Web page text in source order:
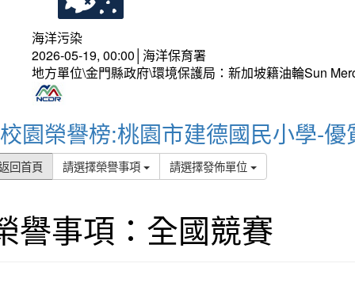
海洋污染
2026-05-19, 00:00│海洋保育署
地方單位\金門縣政府\環境保護局：新加坡籍油輪Sun
校園榮譽榜:桃園市建德國民小學-優
回首頁 請選擇榮譽事項 請選擇發佈單位
譽事項：全國競賽